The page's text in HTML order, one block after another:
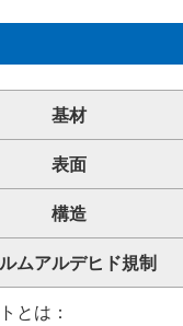
基材
表面
構造
ムアルデヒド規制
とは：